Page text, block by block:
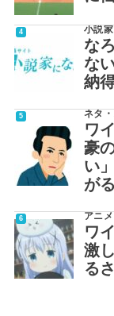
小説
な
な
納
ネタ
ワ
豪
い
がる
アニ
ワ
激
る